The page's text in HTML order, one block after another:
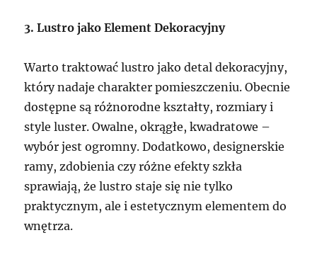
3. Lustro jako Element Dekoracyjny
Warto traktować lustro jako detal dekoracyjny,
który nadaje charakter pomieszczeniu. Obecnie
dostępne są różnorodne kształty, rozmiary i
style luster. Owalne, okrągłe, kwadratowe –
wybór jest ogromny. Dodatkowo, designerskie
ramy, zdobienia czy różne efekty szkła
sprawiają, że lustro staje się nie tylko
praktycznym, ale i estetycznym elementem do
wnętrza.